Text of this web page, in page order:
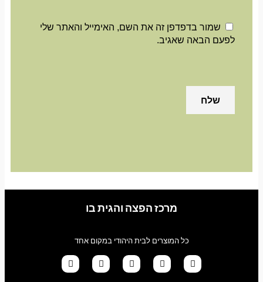
שמור בדפדפן זה את השם, האימייל והאתר שלי
לפעם הבאה שאגיב.
מרכז הפצה והגית בו
כל המוצרים לבית היהודי במקום אחד